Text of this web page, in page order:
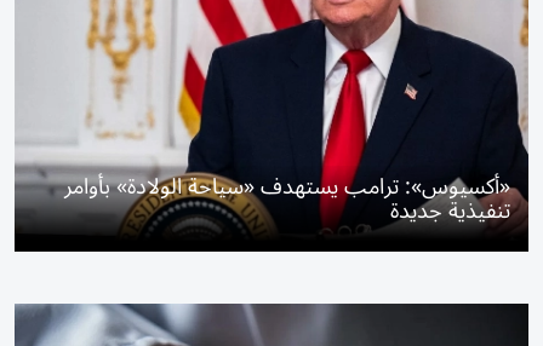
«أكسيوس»: ترامب يستهدف «سياحة الولادة» بأوامر
تنفيذية جديدة